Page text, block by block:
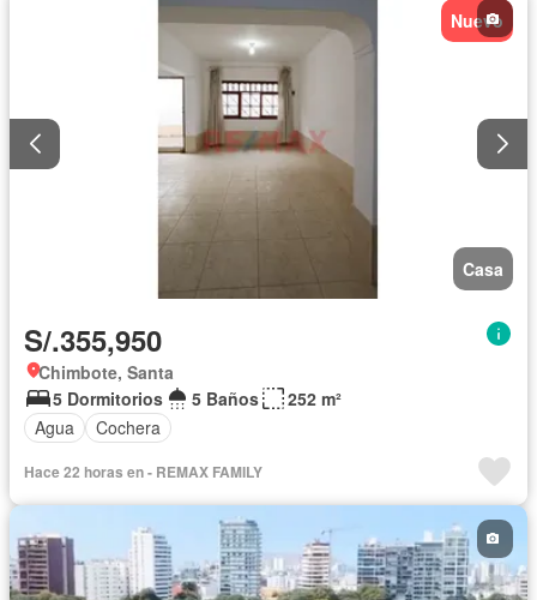
Nuevo
Casa
S/.355,950
Chimbote, Santa
5 Dormitorios
5 Baños
252 m²
Agua
Cochera
Hace 22 horas en - REMAX FAMILY